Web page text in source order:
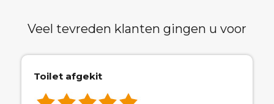
Veel tevreden klanten gingen u voor
Toilet afgekit